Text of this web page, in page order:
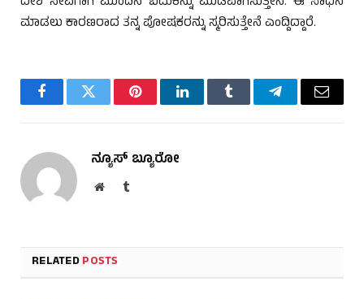
ಮಾಡಲು ಕಾರಣರಾದ ತನ್ನ ಪೋಷಕರನ್ನು ಸ್ಮರಿಸುತ್ತೇನೆ ಎಂದ್ದಿದ್ದಾರೆ.
FacebookTwitter PinterestLinkedInTumblr TelegramEmail
ನ್ಯೂಸ್ ಬ್ಯೂರೋ
WebsiteTumblr
RELATEDPOSTS